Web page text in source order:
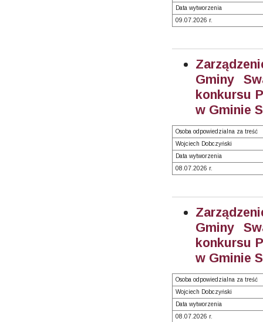
Data wytworzenia
09.07.2026 r.
Gminy
konkursu
w Gminie
Osoba odpowiedzialna za treść
Wojciech Dobczyński
Data wytworzenia
08.07.2026 r.
Gminy
konkursu
w Gminie
Osoba odpowiedzialna za treść
Wojciech Dobczyński
Data wytworzenia
08.07.2026 r.